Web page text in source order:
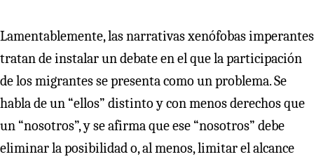
Lamentablemente, las narrativas xenófobas imperantes
tratan de instalar un debate en el que la participación
de los migrantes se presenta como un problema. Se
habla de un “ellos” distinto y con menos derechos que
un “nosotros”, y se afirma que ese “nosotros” debe
eliminar la posibilidad o, al menos, limitar el alcance